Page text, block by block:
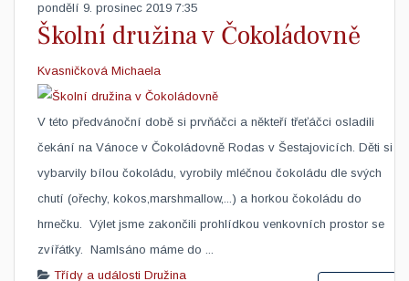
pondělí 9. prosinec 2019 7:35
Školní družina v Čokoládovně
Kvasničková Michaela
​V této předvánoční době si prvňáčci a někteří třeťáčci osladili
čekání na Vánoce v Čokoládovně Rodas v Šestajovicích. Děti si
vybarvily bílou čokoládu, vyrobily mléčnou čokoládu dle svých
chutí (ořechy, kokos,marshmallow,...) a horkou čokoládu do
hrnečku. Výlet jsme zakončili prohlídkou venkovních prostor se
zvířátky. Namlsáno máme do ...
Třídy a události Družina